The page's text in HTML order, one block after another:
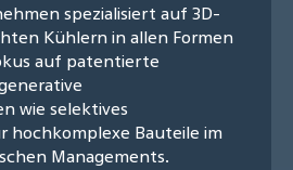
spezialisiert auf 3D-
Kühlern in allen Formen
auf patentierte
wie selektives
hochkomplexe Bauteile im
Managements.